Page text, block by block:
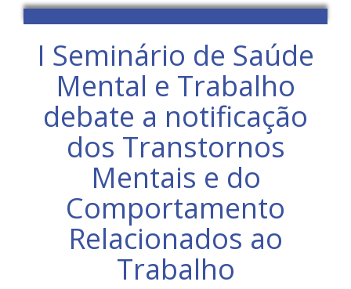
I Seminário de Saúde
Mental e Trabalho
debate a notificação
dos Transtornos
Mentais e do
Comportamento
Relacionados ao
Trabalho